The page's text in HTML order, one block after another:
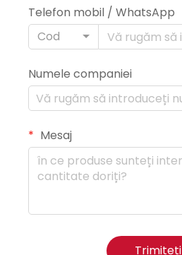
Telefon mobil / WhatsApp
Cod
Numele companiei
Mesaj
Trimiteți